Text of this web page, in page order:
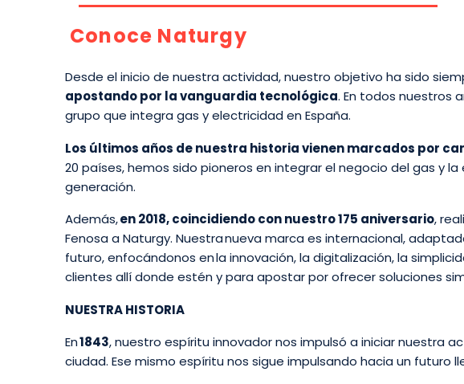
Conoce Naturgy
Desde el inicio de nuestra actividad, nuestro objetivo ha sido
apostando por la vanguardia tecnológica. En todos nuestros
grupo que integra gas y electricidad en España.
Los últimos años de nuestra historia vienen marcados por
20 países, hemos sido pioneros en integrar el negocio del gas y
generación.
Además,en 2018, coincidiendo con nuestro 175 aniversario,
Fenosa a Naturgy. Nuestra nueva marca es internacional,
futuro, enfocándonos en la innovación, la digitalización, la
clientes allí donde estén y para apostar por ofrecer soluciones
NUESTRA HISTORIA
En1843, nuestro espíritu innovador nos impulsó a iniciar nuestra
ciudad. Ese mismo espíritu nos sigue impulsando hacia un futuro